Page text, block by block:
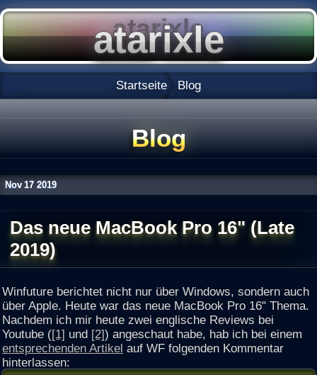
Startseite Blog
Blog
Nov 17 2019
Das neue MacBook Pro 16" (Late
2019)
Winfuture berichtet nicht nur über Windows, sondern auch
über Apple. Heute war das neue MacBook Pro 16" Thema.
Nachdem ich mir heute zwei englische Reviews bei
Youtube ([1] und [2]) angeschaut habe, hab ich bei einem
entsprechenden Artikel auf WF folgenden Kommentar
hinterlassen: